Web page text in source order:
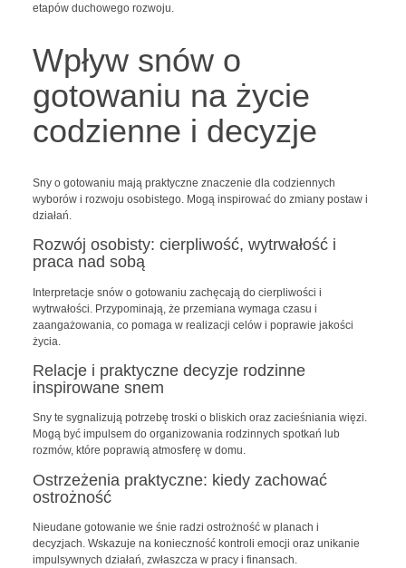
etapów duchowego rozwoju.
Wpływ snów o
gotowaniu na życie
codzienne i decyzje
Sny o gotowaniu mają praktyczne znaczenie dla codziennych
wyborów i rozwoju osobistego. Mogą inspirować do zmiany postaw i
działań.
Rozwój osobisty: cierpliwość, wytrwałość i
praca nad sobą
Interpretacje snów o gotowaniu zachęcają do cierpliwości i
wytrwałości. Przypominają, że przemiana wymaga czasu i
zaangażowania, co pomaga w realizacji celów i poprawie jakości
życia.
Relacje i praktyczne decyzje rodzinne
inspirowane snem
Sny te sygnalizują potrzebę troski o bliskich oraz zacieśniania więzi.
Mogą być impulsem do organizowania rodzinnych spotkań lub
rozmów, które poprawią atmosferę w domu.
Ostrzeżenia praktyczne: kiedy zachować
ostrożność
Nieudane gotowanie we śnie radzi ostrożność w planach i
decyzjach. Wskazuje na konieczność kontroli emocji oraz unikanie
impulsywnych działań, zwłaszcza w pracy i finansach.